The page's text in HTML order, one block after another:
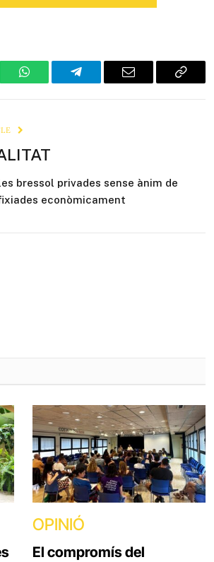
WhatsAppTelegram Email
Copy
bressol privades sense ànim de
econòmicament
OPINIÓ
El compromís del